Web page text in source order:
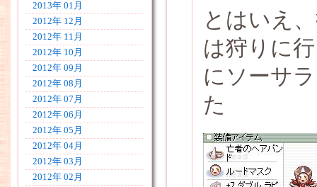
2013年 01月
2012年 12月
2012年 11月
2012年 10月
2012年 09月
2012年 08月
2012年 07月
2012年 06月
2012年 05月
2012年 04月
2012年 03月
2012年 02月
とはいえ
は狩りに
にソーサ
た